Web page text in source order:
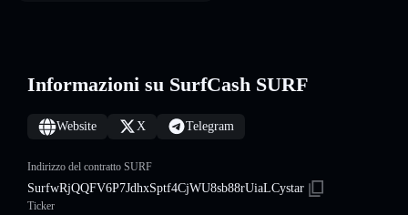
Informazioni su SurfCash SURF
Website X Telegram
Indirizzo del contratto SURF
SurfwRjQQFV6P7JdhxSptf4CjWU8sb88rUiaLCystar
Ticker